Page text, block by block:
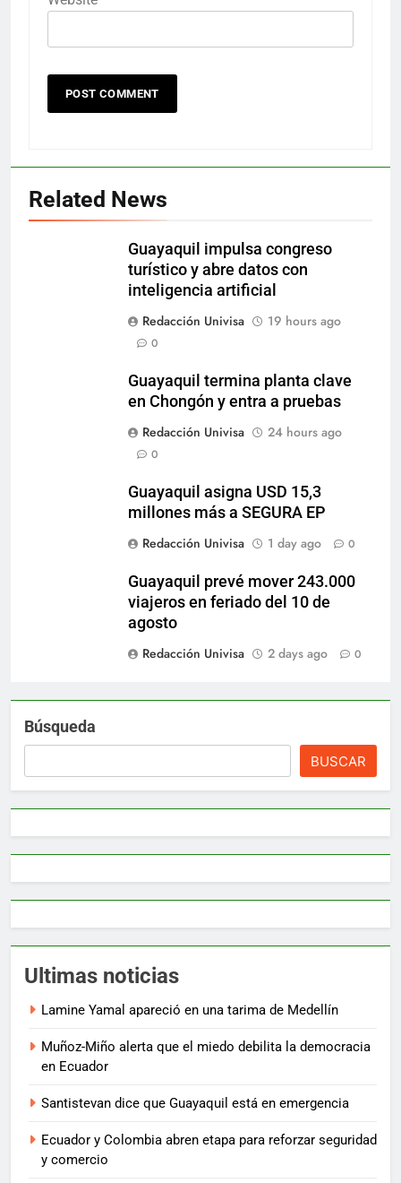
Related News
Guayaquil impulsa congreso
turístico y abre datos con
inteligencia artificial
Redacción Univisa
19 hours ago
0
Guayaquil termina planta clave
en Chongón y entra a pruebas
Redacción Univisa
24 hours ago
0
Guayaquil asigna USD 15,3
millones más a SEGURA EP
Redacción Univisa
1 day ago 0
Guayaquil prevé mover 243.000
viajeros en feriado del 10 de
agosto
Redacción Univisa
2 days ago 0
Búsqueda
BUSCAR
Ultimas noticias
Lamine Yamal apareció en una tarima de Medellín
Muñoz-Miño alerta que el miedo debilita la democracia
en Ecuador
Santistevan dice que Guayaquil está en emergencia
Ecuador y Colombia abren etapa para reforzar seguridad
y comercio